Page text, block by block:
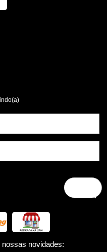
novidades: